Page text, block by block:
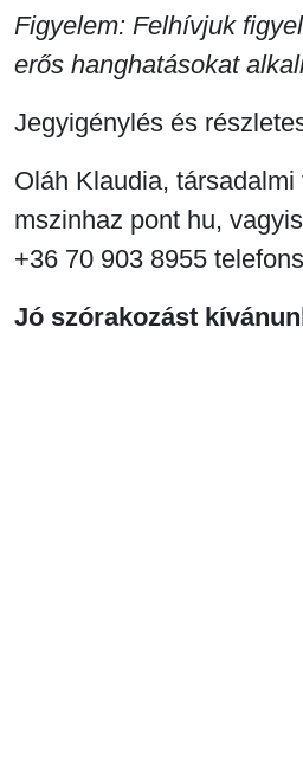
Figyelem: Felhívjuk
erős hanghatásokat
Jegyigénylés és
Oláh Klaudia,
mszinhaz pont hu, vagyis
+36 70 903 8955
Jó szórakozást